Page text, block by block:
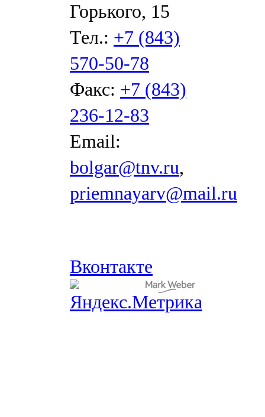
Горького, 15
Тел.: +7 (843)
570-50-78
Факс: +7 (843)
236-12-83
Email:
bolgar@tnv.ru,
priemnayarv@mail.ru
Вконтакте